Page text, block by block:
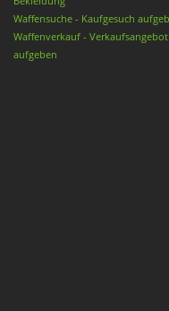
Waffensuche - Kaufgesuch
Waffenverkauf - Verkaufsangebot
aufgeben